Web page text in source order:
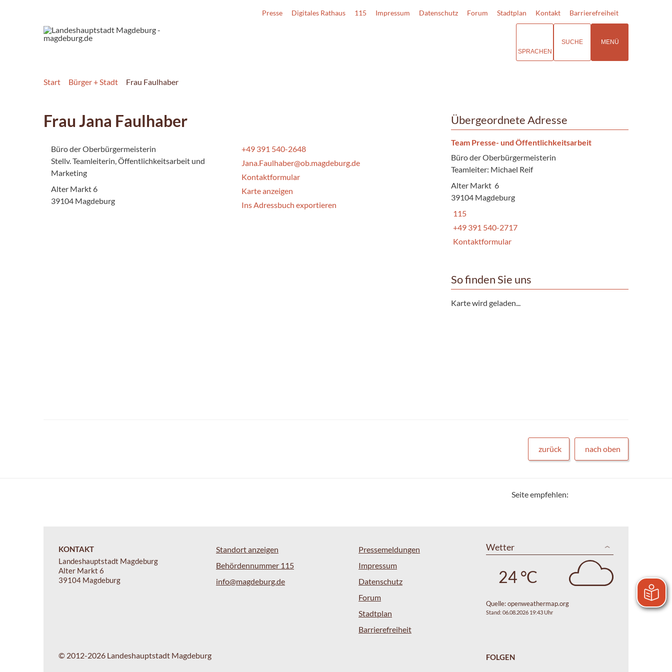
Presse Digitales Rathaus 115 Impressum Datenschutz Forum Stadtplan Kontakt Barrierefreiheit
SPRACHEN
SUCHE MENÜ
Start Bürger + Stadt Frau Faulhaber
Frau Jana Faulhaber
Büro der Oberbürgermeisterin
Stellv. Teamleiterin, Öffentlichkeitsarbeit und
Marketing
Alter Markt 6
39104 Magdeburg
+49 391 540-2648
Jana.Faulhaber@ob.magdeburg.de
Kontaktformular
Karte anzeigen
Ins Adressbuch exportieren
Übergeordnete Adresse
Team Presse- und Öffentlichkeitsarbeit
Büro der Oberbürgermeisterin
Teamleiter: Michael Reif
Alter Markt 6
39104 Magdeburg
115
+49 391 540-2717
Kontaktformular
So finden Sie uns
Karte wird geladen...
zurück nach oben
Seite empfehlen:
KONTAKT
Landeshauptstadt Magdeburg
Alter Markt 6
39104 Magdeburg
Standort anzeigen
Behördennummer 115
info@magdeburg.de
Pressemeldungen
Impressum
Datenschutz
Forum
Stadtplan
Barrierefreiheit
Wetter
24 °C
Quelle:openweathermap.org
Stand: 06.08.2026 19:43 Uhr
© 2012-2026 Landeshauptstadt Magdeburg FOLGEN